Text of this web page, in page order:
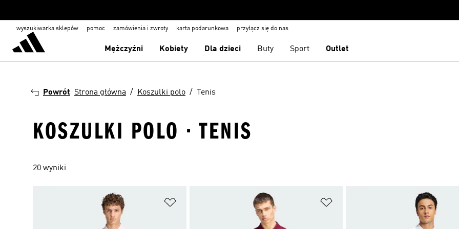
wyszukiwarka sklepów pomoc zamówienia i zwroty karta podarunkowa przyłącz się do nas
Mężczyźni Kobiety Dla dzieci Buty Sport Outlet
Powrót Strona główna Koszulki polo Tenis
KOSZULKI POLO · TENIS
20 wyniki